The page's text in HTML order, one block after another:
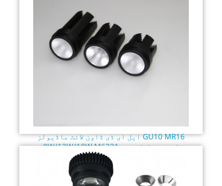
ایل ای ڈی ڈاون لائٹ ماڈیولز GU10 MR16
8W/12W/18W M6221 کو تبدیل کریں۔